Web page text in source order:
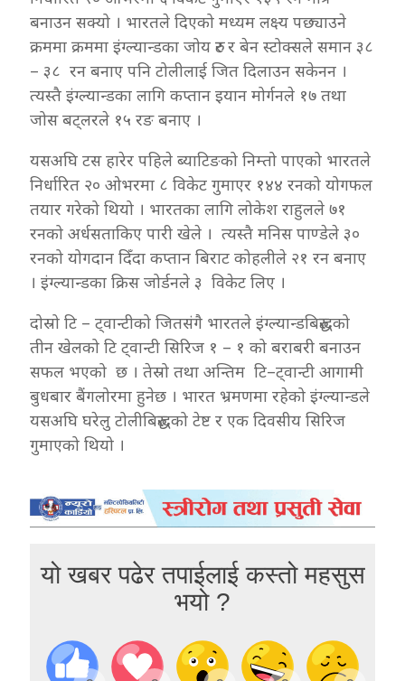
बनाउन सक्यो । भारतले दिएको मध्यम लक्ष्य पछ्याउने
क्रममा क्रममा इंग्ल्यान्डका जोय रुट र बेन स्टोक्सले समान ३८
– ३८ रन बनाए पनि टोलीलाई जित दिलाउन सकेनन ।
त्यस्तै इंग्ल्यान्डका लागि कप्तान इयान मोर्गनले १७ तथा
जोस बट्लरले १५ रङ बनाए ।
यसअघि टस हारेर पहिले ब्याटिङको निम्तो पाएको भारतले
निर्धारित २० ओभरमा ८ विकेट गुमाएर १४४ रनको योगफल
तयार गरेको थियो । भारतका लागि लोकेश राहुलले ७१
रनको अर्धसताकिए पारी खेले । त्यस्तै मनिस पाण्डेले ३०
रनको योगदान दिँदा कप्तान बिराट कोहलीले २१ रन बनाए
। इंग्ल्यान्डका क्रिस जोर्डनले ३ विकेट लिए ।
दोस्रो टि – ट्वान्टीको जितसंगै भारतले इंग्ल्यान्डबिरुद्धको
तीन खेलको टि ट्वान्टी सिरिज १ – १ को बराबरी बनाउन
सफल भएको छ । तेस्रो तथा अन्तिम टि–ट्वान्टी आगामी
बुधबार बैंगलोरमा हुनेछ । भारत भ्रमणमा रहेको इंग्ल्यान्डले
यसअघि घरेलु टोलीबिरुद्धको टेष्ट र एक दिवसीय सिरिज
गुमाएको थियो ।
यो खबर पढेर तपाईलाई कस्तो महसुस
भयो ?